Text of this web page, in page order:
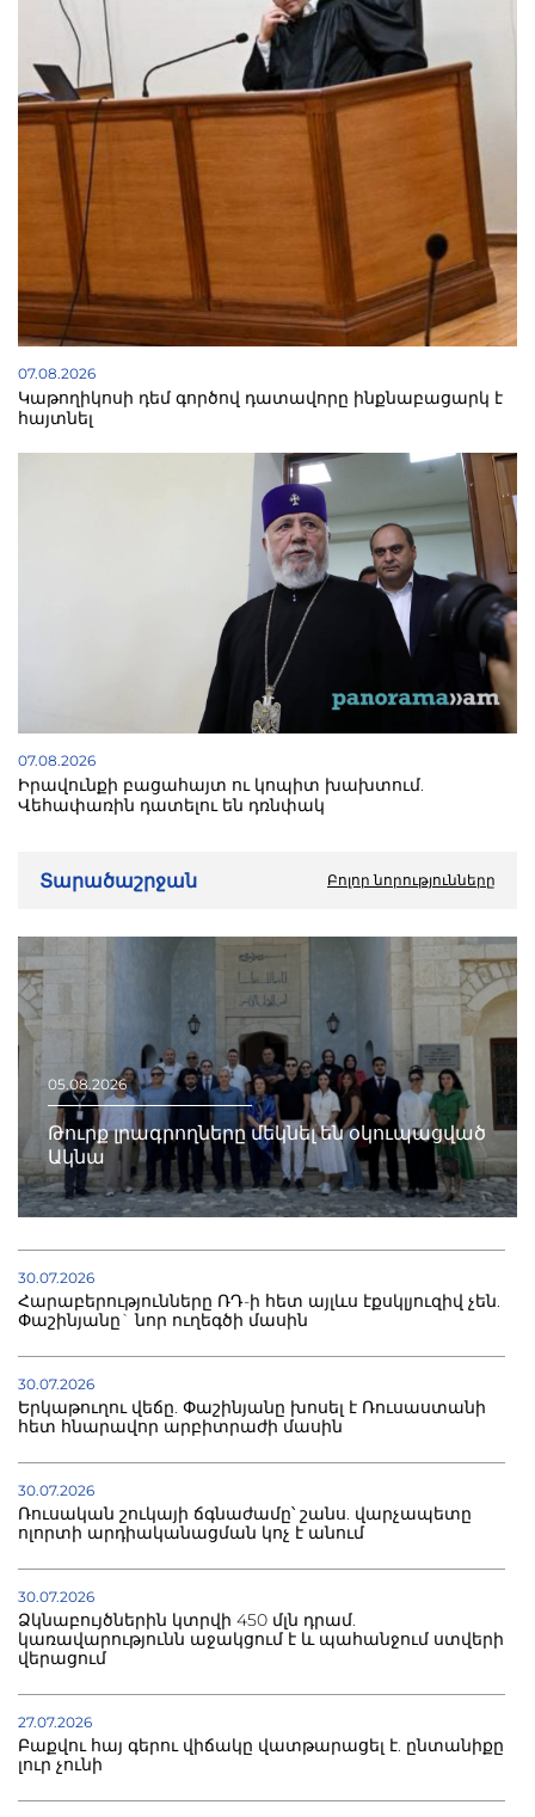
07.08.2026
Կաթողիկոսի դեմ գործով դատավորը ինքնաբացարկ է
հայտնել
07.08.2026
Իրավունքի բացահայտ ու կոպիտ խախտում.
Վեհափառին դատելու են դռնփակ
Տարածաշրջան Բոլոր նորությունները
05.08.2026
Թուրք լրագրողները մեկնել են օկուպացված
Ակնա
30.07.2026
Հարաբերությունները ՌԴ-ի հետ այլևս էքսկլյուզիվ չեն.
Փաշինյանը` նոր ուղեգծի մասին
30.07.2026
Երկաթուղու վեճը. Փաշինյանը խոսել է Ռուսաստանի
հետ հնարավոր արբիտրաժի մասին
30.07.2026
Ռուսական շուկայի ճգնաժամը՝ շանս. վարչապետը
ոլորտի արդիականացման կոչ է անում
30.07.2026
Ձկնաբույծներին կտրվի 450 մլն դրամ.
կառավարությունն աջակցում է և պահանջում ստվերի
վերացում
27.07.2026
Բաքվու հայ գերու վիճակը վատթարացել է. ընտանիքը
լուր չունի